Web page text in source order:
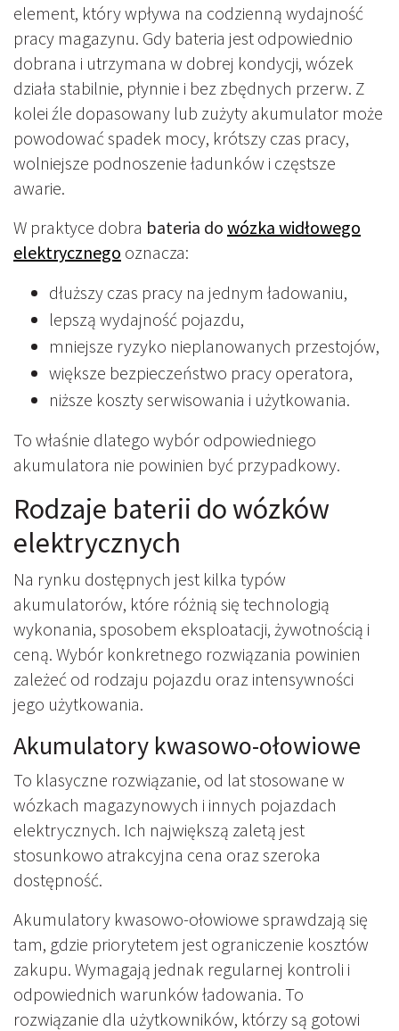
element, który wpływa na codzienną wydajność
pracy magazynu. Gdy bateria jest odpowiednio
dobrana i utrzymana w dobrej kondycji, wózek
działa stabilnie, płynnie i bez zbędnych przerw. Z
kolei źle dopasowany lub zużyty akumulator może
powodować spadek mocy, krótszy czas pracy,
wolniejsze podnoszenie ładunków i częstsze
awarie.
W praktyce dobra bateria do wózka widłowego
elektrycznego oznacza:
dłuższy czas pracy na jednym ładowaniu,
lepszą wydajność pojazdu,
mniejsze ryzyko nieplanowanych przestojów,
większe bezpieczeństwo pracy operatora,
niższe koszty serwisowania i użytkowania.
To właśnie dlatego wybór odpowiedniego
akumulatora nie powinien być przypadkowy.
Rodzaje baterii do wózków
elektrycznych
Na rynku dostępnych jest kilka typów
akumulatorów, które różnią się technologią
wykonania, sposobem eksploatacji, żywotnością i
ceną. Wybór konkretnego rozwiązania powinien
zależeć od rodzaju pojazdu oraz intensywności
jego użytkowania.
Akumulatory kwasowo-ołowiowe
To klasyczne rozwiązanie, od lat stosowane w
wózkach magazynowych i innych pojazdach
elektrycznych. Ich największą zaletą jest
stosunkowo atrakcyjna cena oraz szeroka
dostępność.
Akumulatory kwasowo-ołowiowe sprawdzają się
tam, gdzie priorytetem jest ograniczenie kosztów
zakupu. Wymagają jednak regularnej kontroli i
odpowiednich warunków ładowania. To
rozwiązanie dla użytkowników, którzy są gotowi